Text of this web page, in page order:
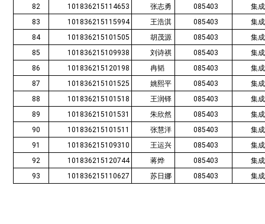
82
101836215114653 张志勇 085403
集
83
101836215115994 王浩淇 085403
集
84
101836215101505 胡茂源 085403
集
85
101836215109938 刘诗祺 085403
集
86
101836215120198 冉韬 085403
集
87
101836215101525 姚熙平 085403
集
88
101836215101518 王润铎 085403
集
89
101836215101531 朱欣然 085403
集
90
101836215101511 张慧洋 085403
集
91
101836215109310 王运兴 085403
集
92
101836215120744 蒋烨 085403
集
93
101836215110627 苏日娜 085403 集